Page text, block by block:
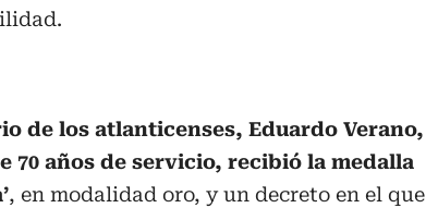
de los atlanticenses, Eduardo Verano,
70 años de servicio, recibió la medalla
, en modalidad oro, y un decreto en el que